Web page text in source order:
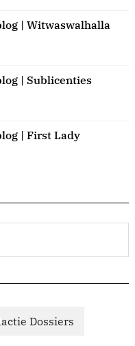
| Witwaswalhalla
| Sublicenties
| First Lady
Dossiers